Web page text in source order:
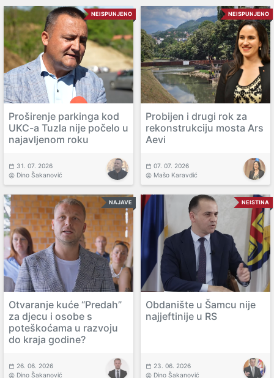
NEISPUNJENO
Proširenje parkinga kod
UKC-a Tuzla nije počelo u
najavljenom roku
31. 07. 2026
Dino Šakanović
NEISPUNJENO
Probijen i drugi rok za
rekonstrukciju mosta Ars
Aevi
07. 07. 2026
Mašo Karavdić
NAJAVE
Otvaranje kuće “Predah”
za djecu i osobe s
poteškoćama u razvoju
do kraja godine?
26. 06. 2026
Dino Šakanović
NEISTINA
Obdanište u Šamcu nije
najjeftinije u RS
23. 06. 2026
Dino Šakanović